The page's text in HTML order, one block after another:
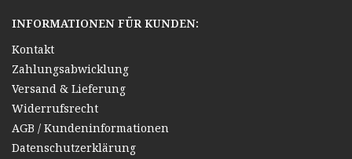
INFORMATIONEN FÜR KUNDEN:
Kontakt
Zahlungsabwicklung
Versand & Lieferung
Widerrufsrecht
AGB / Kundeninformationen
Datenschutzerklärung